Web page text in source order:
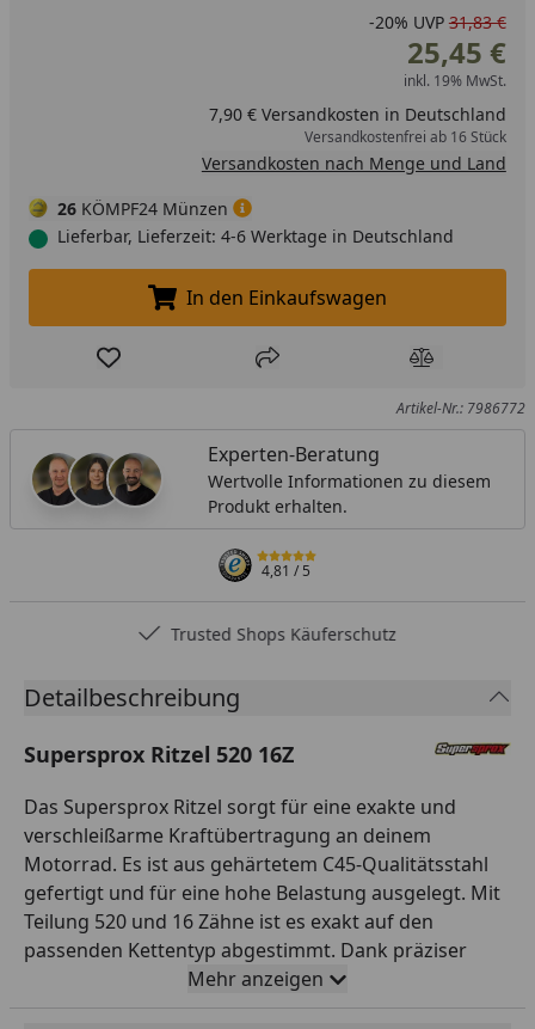
-20% UVP 31,83 €
25,45 €
inkl. 19% MwSt.
7,90 € Versandkosten in Deutschland
Versandkostenfrei ab 16 Stück
Versandkosten nach Menge und Land
26 KÖMPF24 Münzen
Lieferbar, Lieferzeit: 4-6 Werktage in Deutschland
In den Einkaufswagen legen
In den Einkaufswagen
Produkt zur Wunschliste hinzufügen
Teilen Produkt
Artikel-Nr.: 7986772
Experten-Beratung
Wertvolle Informationen zu diesem
Produkt erhalten.
4,81/ 5
Trusted Shops Käuferschutz
Detailbeschreibung
Supersprox Ritzel 520 16Z
Das Supersprox Ritzel sorgt für eine exakte und
verschleißarme Kraftübertragung an deinem
Motorrad. Es ist aus gehärtetem C45-Qualitätsstahl
gefertigt und für eine hohe Belastung ausgelegt. Mit
Teilung 520 und 16 Zähne ist es exakt auf den
passenden Kettentyp abgestimmt. Dank präziser
CNC-Fertigung läuft das Ritzel rund und leise. So
sorgst du für eine zuverlässige Kraftübertragung und
Mehr anzeigen